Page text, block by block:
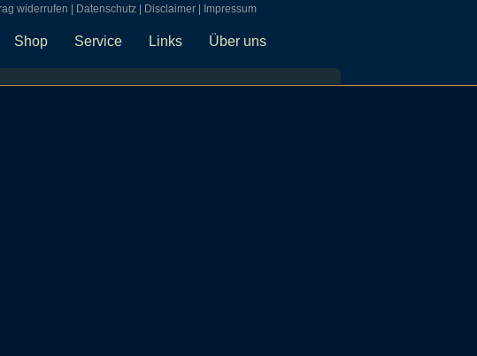
widerrufen Datenschutz Disclaimer Impressum
Shop Service Links Über uns